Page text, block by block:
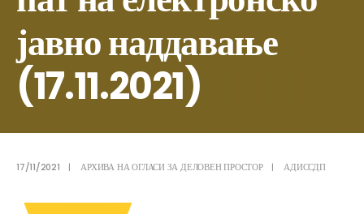
јавно наддавање
(17.11.2021)
17/11/2021 | АРХИВА НА ОГЛАСИ ЗА ДЕЛОВЕН ПРОСТОР | АДИССДП